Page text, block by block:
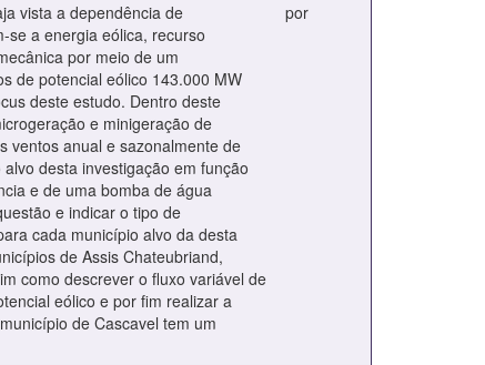
vista a dependência de
se a energia eólica, recurso
por meio de um
de potencial eólico 143.000 MW
deste estudo. Dentro deste
e minigeração de
ventos anual e sazonalmente de
desta investigação em função
e de uma bomba de água
e indicar o tipo de
cada município alvo da desta
de Assis Chateubriand,
como descrever o fluxo variável de
eólico e por fim realizar a
de Cascavel tem um
por